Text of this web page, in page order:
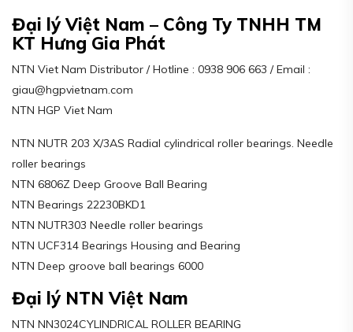
Đại lý Việt Nam – Công Ty TNHH TM
KT Hưng Gia Phát
NTN Viet Nam Distributor / Hotline : 0938 906 663 / Email :
giau@hgpvietnam.com
NTN HGP Viet Nam
NTN NUTR 203 X/3AS Radial cylindrical roller bearings. Needle
roller bearings
NTN 6806Z Deep Groove Ball Bearing
NTN Bearings 22230BKD1
NTN NUTR303 Needle roller bearings
NTN UCF314 Bearings Housing and Bearing
NTN Deep groove ball bearings 6000
Đại lý NTN Việt Nam
NTN NN3024CYLINDRICAL ROLLER BEARING